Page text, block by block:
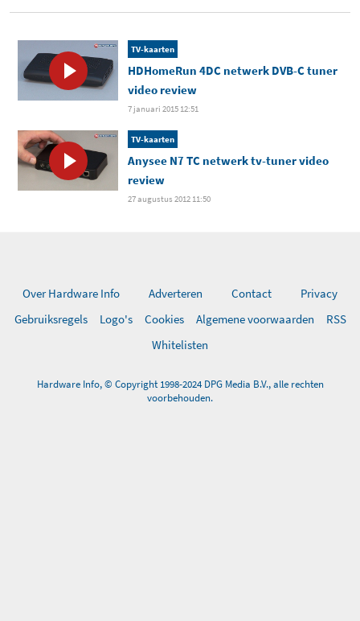
TV-kaarten
HDHomeRun 4DC netwerk DVB-C tuner
video review
7 januari 2015 12:51
TV-kaarten
Anysee N7 TC netwerk tv-tuner video
review
27 augustus 2012 11:50
Over Hardware Info Adverteren Contact
Privacy
Gebruiksregels
Logo's Cookies Algemene voorwaarden
RSS
Whitelisten
Hardware Info, © Copyright 1998-2024 DPG Media B.V., alle rechten
voorbehouden.